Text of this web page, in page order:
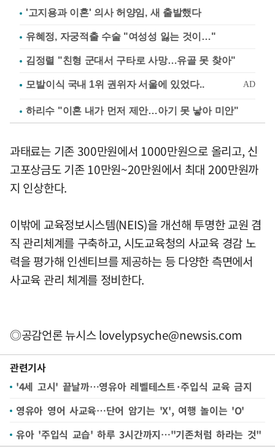
'고지용과 이혼' 의사 허양임, 새 출발했다
유혜정, 자궁적출 수술 "여성성 잃는 것이…"
김정렬 "친형 군대서 구타로 사망…유골 못 찾아"
하리수 "이혼 내가 먼저 제안…아기 못 낳아 미안"
과태료는 기존 300만원에서 1000만원으로 올리고, 신
고포상금도 기존 10만원~20만원에서 최대 200만원까
지 인상한다.
이밖에 교육정보시스템(NEIS)을 개선해 투명한 교원 겸
직 관리체계를 구축하고, 시도교육청의 사교육 경감 노
력을 평가해 인센티브를 제공하는 등 다양한 측면에서
사교육 관리 체계를 정비한다.
◎공감언론 뉴시스lovelypsyche@newsis.com
관련기사
'4세 고시' 끝날까…영유아 레벨테스트·주입식 교육 금지
영유아 영어 사교육…단어 암기는 'X', 여행 놀이는 'O'
유아 '주입식 교습' 하루 3시간까지…"기존처럼 하라는 것"